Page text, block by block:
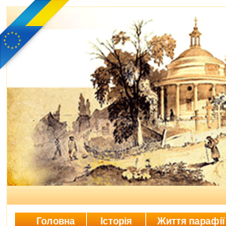
Головна Історія Життя парафії